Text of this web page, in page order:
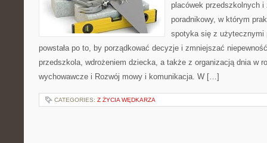
placówek przedszkolnych i
poradnikowy, w którym
spotyka się z użytecznymi
powstała po to, by porządkować decyzje i zmniejszać
przedszkola, wdrożeniem dziecka, a także z organizacją dnia w
wychowawcze i Rozwój mowy i komunikacja. W […]
CATEGORIES: Z ŻYCIA WĘDKARZA